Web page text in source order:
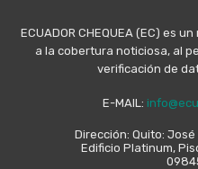
ECUADOR CHEQUEA (EC) es
a la cobertura noticiosa, al
verificación de
E-MAIL:
Dirección: Quito:
Edificio Platinum,